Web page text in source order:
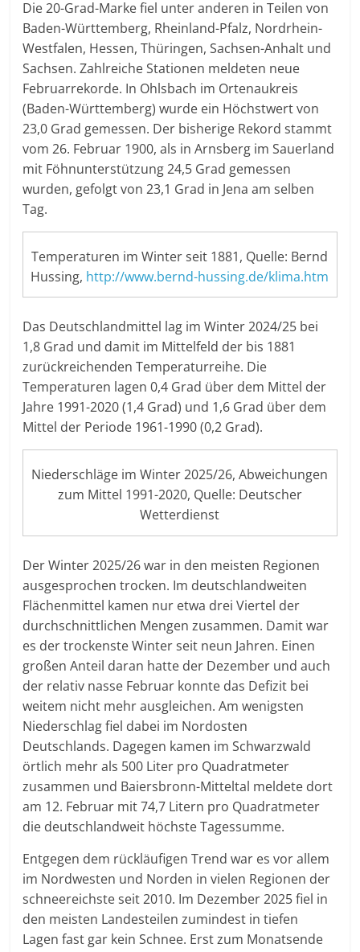
Die 20-Grad-Marke fiel unter anderen in Teilen von
Baden-Württemberg, Rheinland-Pfalz, Nordrhein-
Westfalen, Hessen, Thüringen, Sachsen-Anhalt und
Sachsen. Zahlreiche Stationen meldeten neue
Februarrekorde. In Ohlsbach im Ortenaukreis
(Baden-Württemberg) wurde ein Höchstwert von
23,0 Grad gemessen. Der bisherige Rekord stammt
vom 26. Februar 1900, als in Arnsberg im Sauerland
mit Föhnunterstützung 24,5 Grad gemessen
wurden, gefolgt von 23,1 Grad in Jena am selben
Tag.
Temperaturen im Winter seit 1881, Quelle: Bernd
Hussing, http://www.bernd-hussing.de/klima.htm
Das Deutschlandmittel lag im Winter 2024/25 bei
1,8 Grad und damit im Mittelfeld der bis 1881
zurückreichenden Temperaturreihe. Die
Temperaturen lagen 0,4 Grad über dem Mittel der
Jahre 1991-2020 (1,4 Grad) und 1,6 Grad über dem
Mittel der Periode 1961-1990 (0,2 Grad).
Niederschläge im Winter 2025/26, Abweichungen
zum Mittel 1991-2020, Quelle: Deutscher
Wetterdienst
Der Winter 2025/26 war in den meisten Regionen
ausgesprochen trocken. Im deutschlandweiten
Flächenmittel kamen nur etwa drei Viertel der
durchschnittlichen Mengen zusammen. Damit war
es der trockenste Winter seit neun Jahren. Einen
großen Anteil daran hatte der Dezember und auch
der relativ nasse Februar konnte das Defizit bei
weitem nicht mehr ausgleichen. Am wenigsten
Niederschlag fiel dabei im Nordosten
Deutschlands. Dagegen kamen im Schwarzwald
örtlich mehr als 500 Liter pro Quadratmeter
zusammen und Baiersbronn-Mitteltal meldete dort
am 12. Februar mit 74,7 Litern pro Quadratmeter
die deutschlandweit höchste Tagessumme.
Entgegen dem rückläufigen Trend war es vor allem
im Nordwesten und Norden in vielen Regionen der
schneereichste seit 2010. Im Dezember 2025 fiel in
den meisten Landesteilen zumindest in tiefen
Lagen fast gar kein Schnee. Erst zum Monatsende